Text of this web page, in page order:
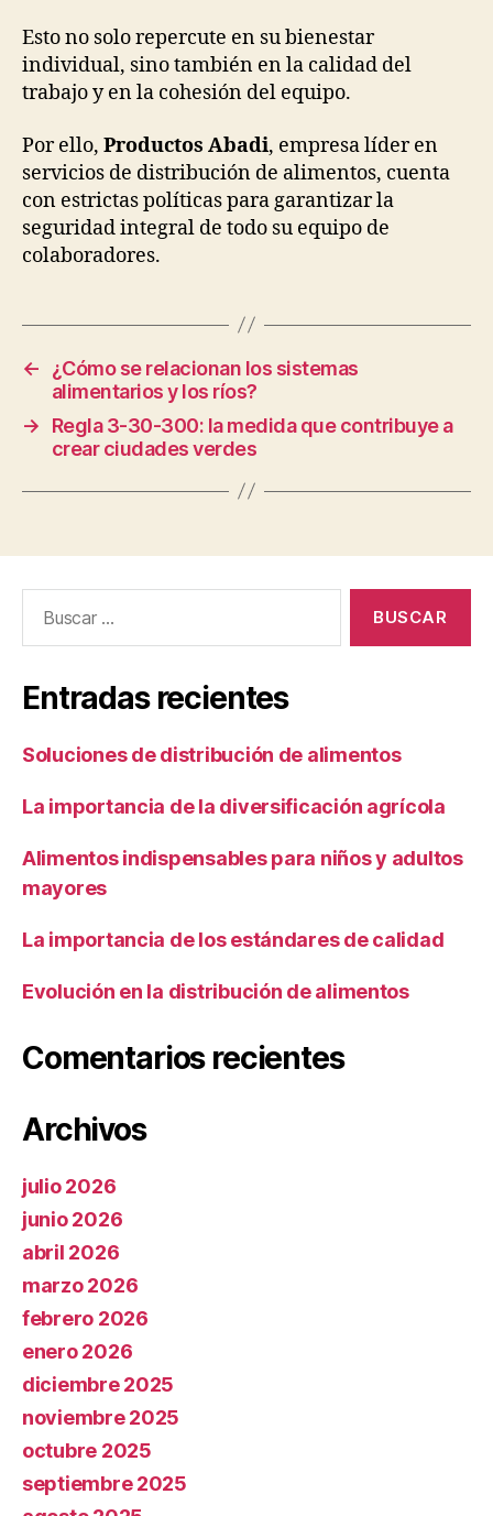
Esto no solo repercute en su bienestar
individual, sino también en la calidad del
trabajo y en la cohesión del equipo.
Por ello, Productos Abadi, empresa líder en
servicios de distribución de alimentos, cuenta
con estrictas políticas para garantizar la
seguridad integral de todo su equipo de
colaboradores.
←
¿Cómo se relacionan los sistemas
alimentarios y los ríos?
→
Regla 3-30-300: la medida que contribuye a
crear ciudades verdes
Entradas recientes
Soluciones de distribución de alimentos
La importancia de la diversificación agrícola
Alimentos indispensables para niños y adultos
mayores
La importancia de los estándares de calidad
Evolución en la distribución de alimentos
Comentarios recientes
Archivos
julio 2026
junio 2026
abril 2026
marzo 2026
febrero 2026
enero 2026
diciembre 2025
noviembre 2025
octubre 2025
septiembre 2025